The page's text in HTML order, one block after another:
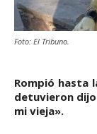
Foto: El Tribuno.
Rompió hasta
detuvieron
mi vieja».